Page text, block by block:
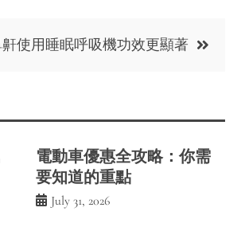
鼾使用睡眠呼吸機功效更顯著
電動車優惠全攻略：你需
要知道的重點
July 31, 2026